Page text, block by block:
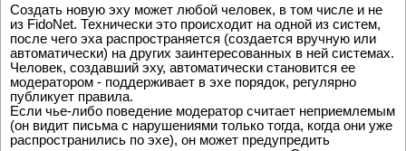
Создать новую эху может любой человек, в том числе и не
из FidoNet. Технически это происходит на одной из систем,
после чего эха распространяется (создается вручную или
автоматически) на других заинтересованных в ней системах.
Человек, создавший эху, автоматически становится ее
модератором - поддерживает в эхе порядок, регулярно
публикует правила.
Если чье-либо поведение модератор считает неприемлемым
(он видит письма с нарушениями только тогда, когда они уже
распространились по эхе), он может предупредить